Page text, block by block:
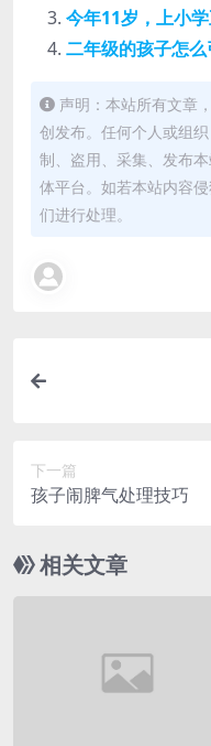
今年11岁，上小
二年级的孩子怎
声明：本站所有文章
创发布。任何个人或组
制、盗用、采集、发布
体平台。如若本站内容
们进行处理。
下一篇
孩子闹脾气处理技巧
相关文章